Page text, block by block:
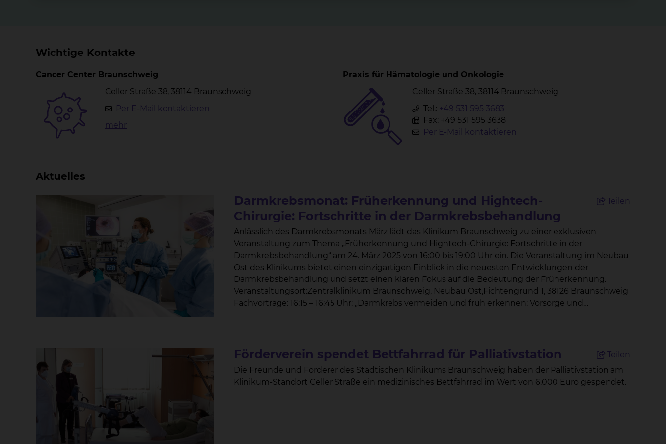
Wichtige Kontakte
Cancer Center Braunschweig
Celler Straße 38, 38114 Braunschweig
Per E-Mail kontaktieren
mehr
Praxis für Hämatologie und Onkologie
Celler Straße 38, 38114 Braunschweig
Tel.: +49 531 595 3683
Fax: +49 531 595 3638
Per E-Mail kontaktieren
Aktuelles
Darmkrebsmonat: Früherkennung und Hightech-
Chirurgie: Fortschritte in der Darmkrebsbehandlung
Teilen
Anlässlich des Darmkrebsmonats März lädt das Klinikum Braunschweig zu einer exklusiven
Veranstaltung zum Thema „Früherkennung und Hightech-Chirurgie: Fortschritte in der
Darmkrebsbehandlung“ am 24. März 2025 von 16:00 bis 19:00 Uhr ein. Die Veranstaltung im Neubau
Ost des Klinikums bietet einen einzigartigen Einblick in die neuesten Entwicklungen der
Darmkrebsbehandlung und setzt einen klaren Fokus auf die Bedeutung der Früherkennung.
Veranstaltungsort:Zentralklinikum Braunschweig, Neubau Ost,Fichtengrund 1, 38126 Braunschweig
Fachvorträge: 16:15 – 16:45 Uhr: „Darmkrebs vermeiden und früh erkennen: Vorsorge und
Chefarzt der Klinik für Hämatologie und Onkologie 17:45 – 18:15 Uhr: „Moderne Chirurgie bei
Darmkrebs – Schlüsselloch und Roboter“Prof. Dr. Tim R. Glowka, Chefarzt für Allgemein- und
Viszeralchirurgie 18:30 – 19:00 Uhr: „Sport bei einer Tumorerkrankung – Zeig dem Krebs Deine
Muskeln“Gerhard Schnalke, Leiter des skbs Reha-Sportzentrums „Der Fokus unserer Veranstaltung
Förderverein spendet Bettfahrrad für Palliativstation
Teilen
Die Freunde und Förderer des Städtischen Klinikums Braunschweig haben der Palliativstation am
Klinikum-Standort Celler Straße ein medizinisches Bettfahrrad im Wert von 6.000 Euro gespendet.